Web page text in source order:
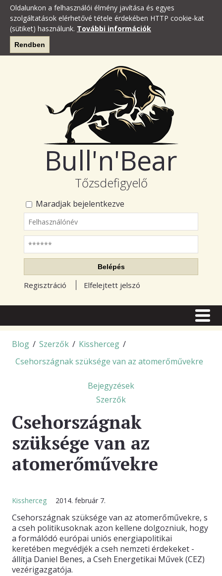
Oldalunkon a felhasználói élmény javítása és egyes
szolgáltatások elérhetővé tétele érdekében HTTP cookie-kat
(sütiket) használunk. További információk
Rendben
Bull'n'Bear
Tőzsdefigyelő
Maradjak bejelentkezve
Felhasználónév
Jelszó
Belépés
Regisztráció Elfelejtett jelszó
CIKKEK
TŐZSDE FÓRUM
BLOGOK
ELŐFIZETÉS
KAPCSOLAT
Blog / Szerzők / Kissherceg /
Csehországnak szüksége van az atomerőművekre
Bejegyzések
Szerzők
Csehországnak
szüksége van az
atomerőművekre
Kissherceg 2014. február 7.
Csehországnak szüksége van az atomerőművekre, s
a cseh politikusoknak azon kellene dolgozniuk, hogy
a formálódó európai uniós energiapolitikai
keretében megvédjék a cseh nemzeti érdekeket -
állítja Daniel Benes, a Cseh Energetikai Művek (CEZ)
vezérigazgatója.